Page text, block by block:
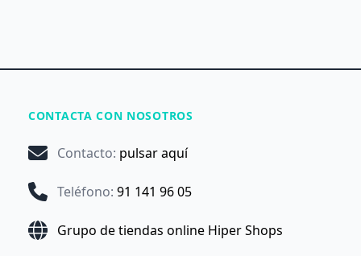
CONTACTA CON NOSOTROS
Contacto: pulsar aquí
Teléfono: 91 141 96 05
Grupo de tiendas online Hiper Shops